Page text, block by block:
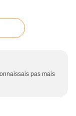
pas mais